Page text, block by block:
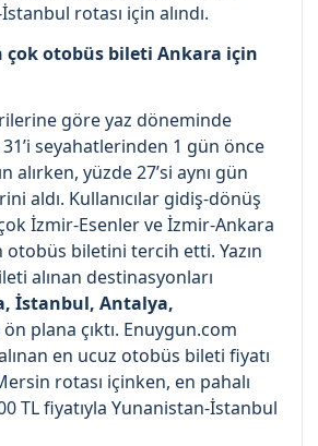
rotası için alındı.
çok otobüs bileti Ankara için
göre yaz döneminde
seyahatlerinden 1 gün önce
alırken, yüzde 27’si aynı gün
aldı. Kullanıcılar gidiş-dönüş
İzmir-Esenler ve İzmir-Ankara
otobüs biletini tercih etti. Yazın
alınan destinasyonları
İstanbul, Antalya,
ön plana çıktı. Enuygun.com
en ucuz otobüs bileti fiyatı
rotası içinken, en pahalı
TL fiyatıyla Yunanistan-İstanbul